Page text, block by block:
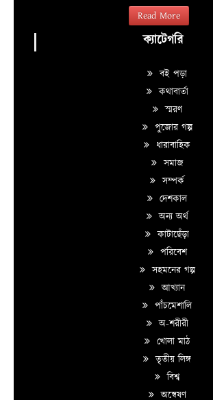
Read More
ক্যাটেগরি
বই পড়া
কথাবার্তা
স্মরণ
পুজোর গল্প
ধারাবাহিক
সমাজ
সম্পর্ক
দেশকাল
অন্য অর্থ
কাটাছেঁড়া
পরিবেশ
সহমনের গল্প
আখ্যান
পাঁচমেশালি
অ-শরীরী
খোলা মাঠ
তৃতীয় লিঙ্গ
বিশ্ব
অন্বেষণ